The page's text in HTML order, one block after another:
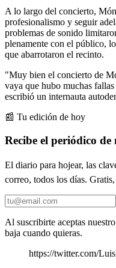
A lo largo del concierto,
profesionalismo y seguir
problemas de sonido
plenamente con el público,
que abarrotaron el recinto.
"Muy bien el concierto de
vaya que hubo muchas
escribió un internauta
📰 Tu edición de hoy
Recibe el periódico
El diario para hojear, las
correo, todos los días.
Al suscribirte aceptas nuestro
baja cuando quieras.
https://twitter.com/